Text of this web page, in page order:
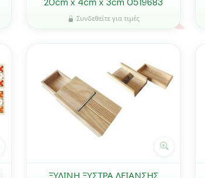
20cm x 4cm x 3cm 0519683
Συνδεθείτε για τιμές
ΞΥΛΙΝΗ ΞΥΣΤΡΑ ΛΕΙΑΝΣΗΣ